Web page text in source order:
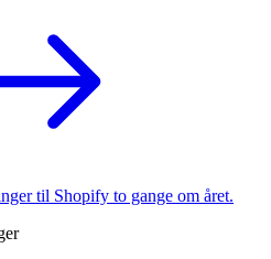
til Shopify to gange om året.